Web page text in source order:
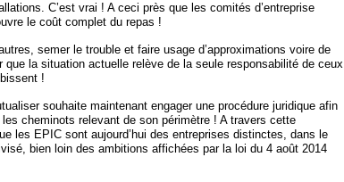
C’est vrai ! A ceci près que les comités d’entreprise
le coût complet du repas !
semer le trouble et faire usage d’approximations voire de
que la situation actuelle relève de la seule responsabilité de ceux
!
souhaite maintenant engager une procédure juridique afin
cheminots relevant de son périmètre ! A travers cette
les EPIC sont aujourd’hui des entreprises distinctes, dans le
bien loin des ambitions affichées par la loi du 4 août 2014